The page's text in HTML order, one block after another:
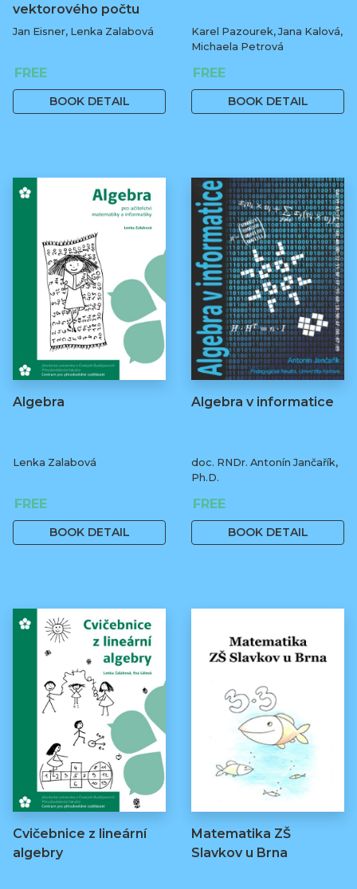
vektorového počtu
Jan Eisner, Lenka Zalabová
FREE
BOOK DETAIL
Karel Pazourek, Jana Kalová,
Michaela Petrová
FREE
BOOK DETAIL
Algebra
Lenka Zalabová
FREE
BOOK DETAIL
Algebra v informatice
doc. RNDr. Antonín Jančařík,
Ph.D.
FREE
BOOK DETAIL
Cvičebnice z lineární
algebry
Matematika ZŠ
Slavkov u Brna